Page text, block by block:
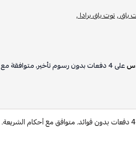
باق ,توت باق برادا ,
على4دفعات بدون رسوم تأخير، متوافقة مع